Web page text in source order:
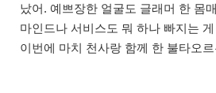
났어. 예쁘장한 얼굴도 글래머 한 몸
마인드나 서비스도 뭐 하나 빠지는
이번에 마치 천사랑 함께 한 불타오